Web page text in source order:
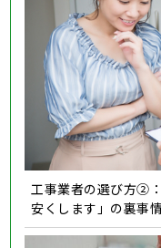
工事業者の選び方②
安くします」の裏事情